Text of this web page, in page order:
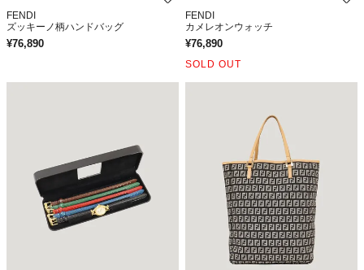
FENDI
ズッキーノ柄ハンドバッグ
¥76,890
FENDI
カメレオンウォッチ
¥76,890
SOLD OUT